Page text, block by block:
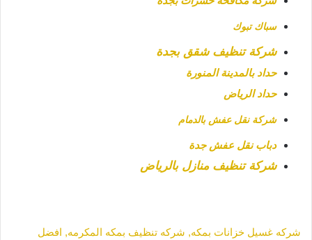
سباك تبوك
شركة تنظيف شقق بجدة
حداد بالمدينة المنورة
حداد الرياض
شركة نقل عفش بالدمام
دباب نقل عفش جدة
شركة تنظيف منازل بالرياض
شركه غسيل خزانات بمكه, شركه تنظيف بمكه المكرمه, افضل